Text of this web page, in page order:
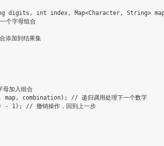
digits, int index, Map<Character, String>
个字母组合
加到结果集
加入组合
combination); // 递归调用处理下一个数字
1); // 撤销操作，回到上一步